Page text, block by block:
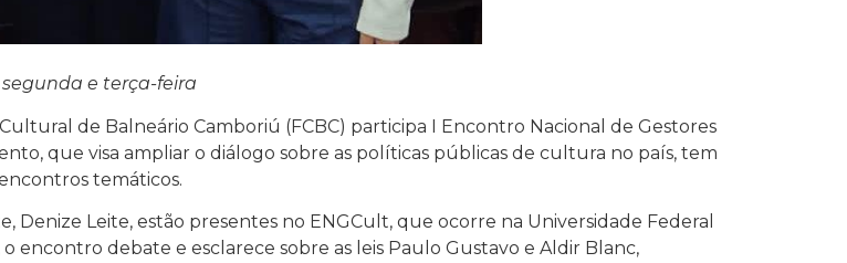
e terça-feira
de Balneário Camboriú (FCBC) participa I Encontro Nacional de Gestores
que visa ampliar o diálogo sobre as políticas públicas de cultura no país, tem
temáticos.
Leite, estão presentes no ENGCult, que ocorre na Universidade Federal
encontro debate e esclarece sobre as leis Paulo Gustavo e Aldir Blanc,